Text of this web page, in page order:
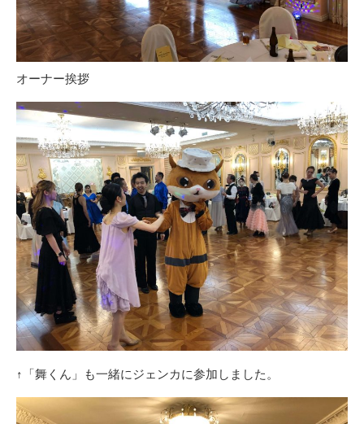
オーナー挨拶
↑「舞くん」も一緒にジェンカに参加しました。